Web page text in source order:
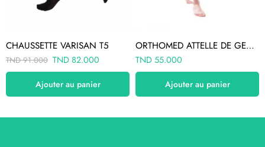
CHAUSSETTE VARISAN T5
TND91.000 TND82.000
Ajouter au panier
ORTHOMED ATTELLE DE GENOU T1
TND55.000
Ajouter au panier